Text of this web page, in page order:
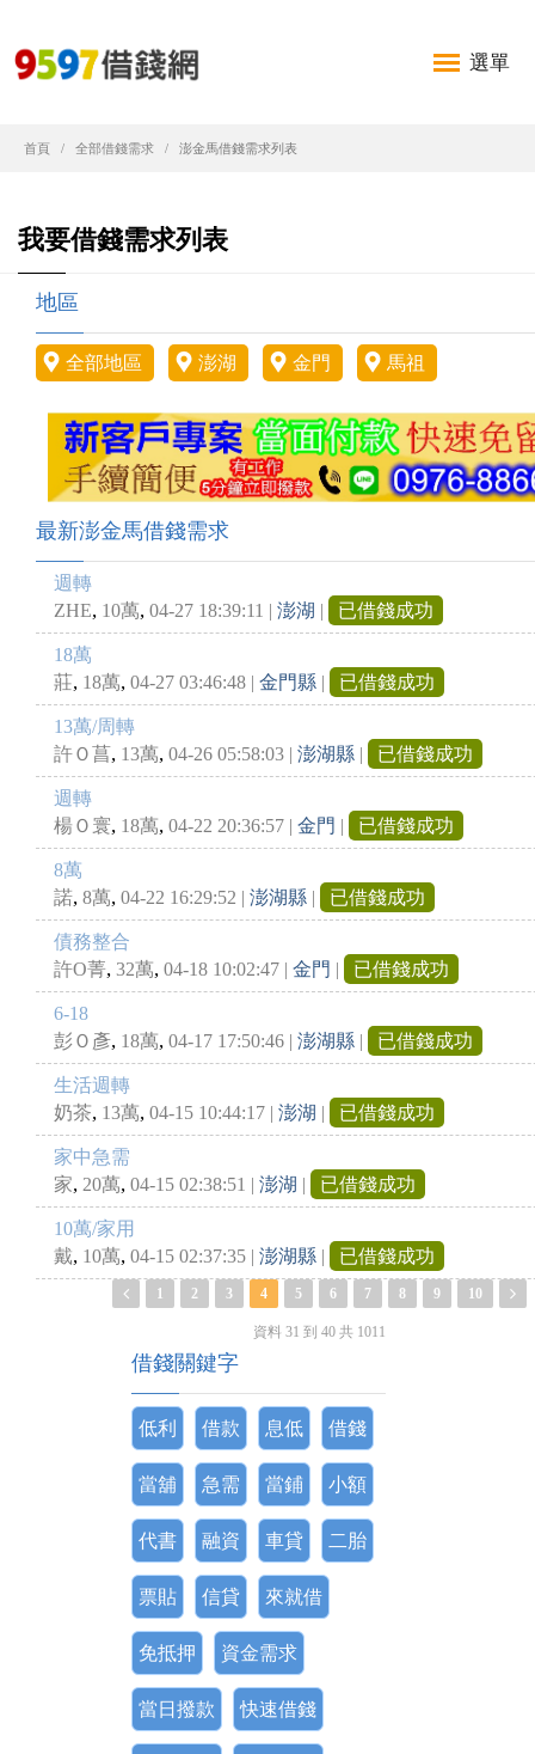
選單
首頁 全部借錢需求 澎金馬借錢需求列表
我要借錢需求列表
地區
全部地區 澎湖 金門 馬祖
最新澎金馬借錢需求
週轉
ZHE, 10萬, 04-27 18:39:11 | 澎湖 | 已借錢成功
18萬
莊, 18萬, 04-27 03:46:48 | 金門縣 | 已借錢成功
13萬/周轉
許Ｏ菖, 13萬, 04-26 05:58:03 | 澎湖縣 | 已借錢成功
週轉
楊Ｏ寰, 18萬, 04-22 20:36:57 | 金門 | 已借錢成功
8萬
諾, 8萬, 04-22 16:29:52 | 澎湖縣 | 已借錢成功
債務整合
許O菁, 32萬, 04-18 10:02:47 | 金門 | 已借錢成功
6-18
彭Ｏ彥, 18萬, 04-17 17:50:46 | 澎湖縣 | 已借錢成功
生活週轉
奶茶, 13萬, 04-15 10:44:17 | 澎湖 | 已借錢成功
家中急需
家, 20萬, 04-15 02:38:51 | 澎湖 | 已借錢成功
10萬/家用
戴, 10萬, 04-15 02:37:35 | 澎湖縣 | 已借錢成功
1 2 3 4 5 6 7 8 9 10
資料 31 到 40 共 1011
借錢關鍵字
低利 借款 息低 借錢
當舖 急需 當鋪 小額
代書 融資 車貸 二胎
票貼 信貸 來就借
免抵押 資金需求
當日撥款 快速借錢